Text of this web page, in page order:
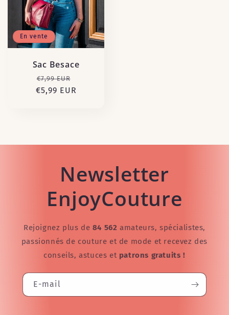
En vente
Sac Besace
Prix
habituel
€7,99 EUR
promotionnel
€5,99 EUR
Newsletter
EnjoyCouture
Rejoignez plus de 84 562 amateurs, spécialistes,
passionnés de couture et de mode et recevez des
conseils, astuces et patrons gratuits !
E-mail